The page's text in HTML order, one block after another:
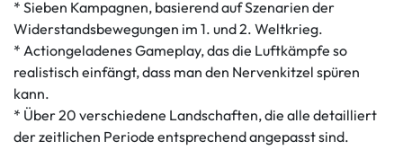
* Sieben Kampagnen, basierend auf Szenarien der
Widerstandsbewegungen im 1. und 2. Weltkrieg.
* Actiongeladenes Gameplay, das die Luftkämpfe so
realistisch einfängt, dass man den Nervenkitzel spüren
kann.
* Über 20 verschiedene Landschaften, die alle detailliert
der zeitlichen Periode entsprechend angepasst sind.